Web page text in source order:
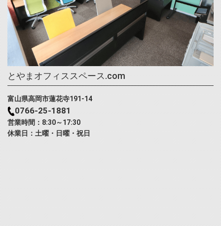
とやまオフィススペース.com
富山県高岡市蓮花寺191-14
0766-25-1881
営業時間：8:30～17:30
休業日：土曜・日曜・祝日